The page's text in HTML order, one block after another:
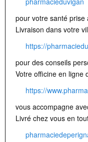
pour votre santé prise
Livraison dans votre
https://
pour des conseils
Votre officine en ligne
https://
vous accompagne
Livré chez vous en